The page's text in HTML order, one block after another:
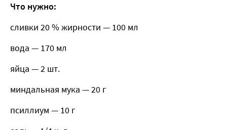
Что нужно:
сливки 20 % жирности — 100 мл
вода — 170 мл
яйца — 2 шт.
миндальная мука — 20 г
псиллиум — 10 г